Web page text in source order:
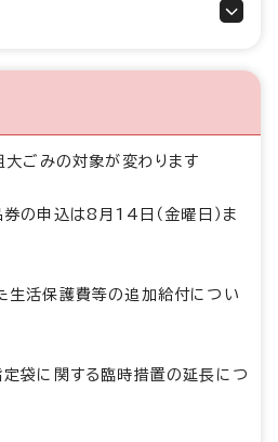
ごみの対象が変わります
の申込は8月14日（金曜日）ま
生活保護費等の追加給付につい
定袋に関する臨時措置の延長につ